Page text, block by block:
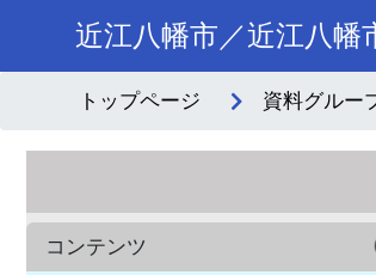
近江八幡市／近江八
トップページ 資料グルー
コンテンツ